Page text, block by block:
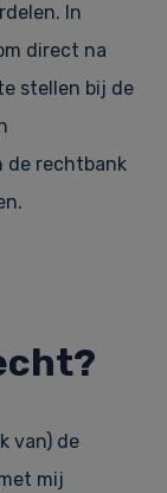
In
direct na
stellen bij de
de rechtbank
van) de
mij